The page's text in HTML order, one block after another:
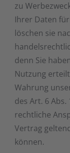
zu
Ihrer Daten
löschen sie
denn Sie
Nutzung
Wahrung
des Art. 6 Abs.
rechtliche
Vertrag
können.